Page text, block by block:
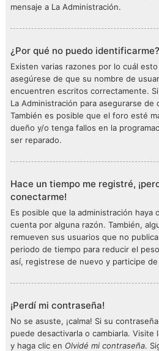
mensaje a La Administración.
¿Por qué no puedo identificarme?
Existen varias razones por lo cuál
asegúrese de que su nombre de
encuentren escritos correctamente.
La Administración para asegurarse de
También es posible que el foro esté
dueño y/o tenga fallos en la
ser reparado.
Hace un tiempo me registré,
conectarme!
Es posible que la administración haya
cuenta por alguna razón. También,
remueven sus usuarios que no
periodo de tiempo para reducir el
así, registrese de nuevo y participe
¡Perdí mi contraseña!
No se asuste, ¡calma! Si su
puede desactivarla o cambiarla. Visite
y haga clic en Olvidé mi contraseña.